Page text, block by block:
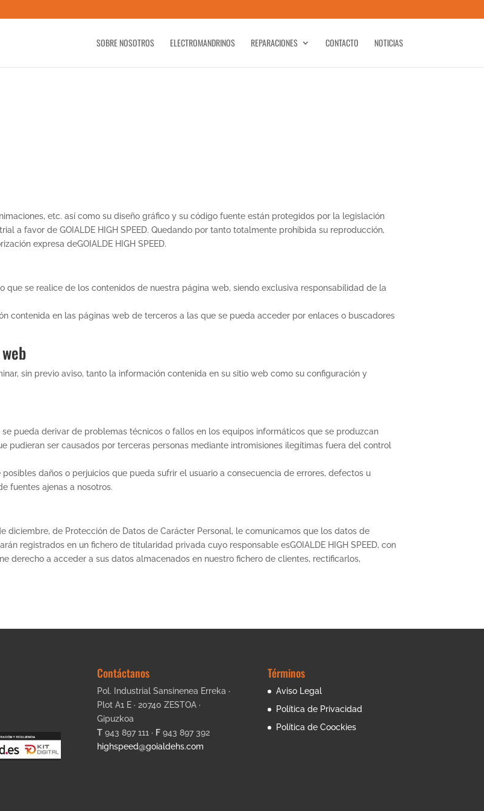
SOBRE NOSOTROS ELECTROMANDRINOS REPARACIONES CONTACTO NOTICIAS
etc. así como su diseño gráfico y su código fuente están protegidos por la legislación
a favor de GOIALDE HIGH SPEED. Quedando por tanto totalmente prohibida su reproducción,
expresa deGOIALDE HIGH SPEED.
que se realice de los contenidos de nuestra página web, siendo exclusiva responsabilidad de la
contenida en las páginas web de terceros a las que se pueda acceder por enlaces o buscadores
sin previo aviso, tanto la información contenida en su sitio web como su configuración y
se pueda derivar de problemas técnicos o fallos en los equipos informáticos que se produzcan
pudieran ser causados por terceras personas mediante intromisiones ilegítimas fuera del control
daños o perjuicios que pueda sufrir el usuario a consecuencia de errores, defectos u
fuentes ajenas a nosotros.
diciembre, de Protección de Datos de Carácter Personal, le comunicamos que los datos de
registrados en un fichero de titularidad privada cuyo responsable esGOIALDE HIGH SPEED, con
derecho a acceder a sus datos almacenados en nuestro fichero de clientes, rectificarlos,
Contáctanos
Pol. Industrial Sansinenea Erreka ·
Plot A1 E · 20740 ZESTOA ·
Gipuzkoa
T943 897 111 · F943 897 392
highspeed@goialdehs.com
Términos
Aviso Legal
Política de Privacidad
Política de Coockies